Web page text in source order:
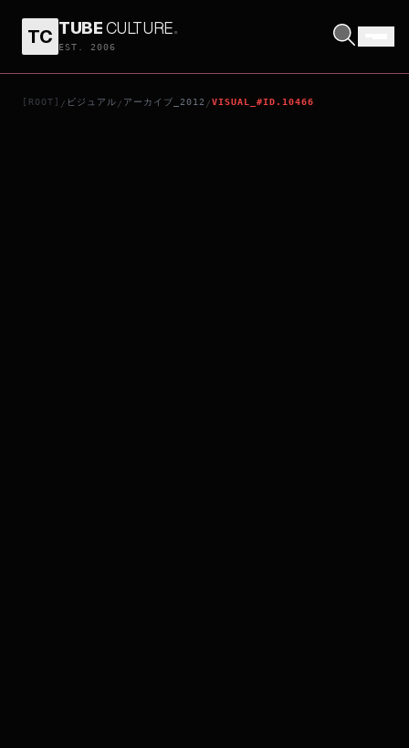
TC TUBECULTURE.
EST. 2006
[ROOT] / ビジュアル / アーカイブ_2012 /VISUAL_#ID.10466
親密敵人